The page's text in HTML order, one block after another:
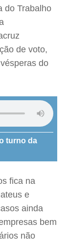
do Trabalho
de voto,
do
turno da
fica na
e
ainda
bem
não